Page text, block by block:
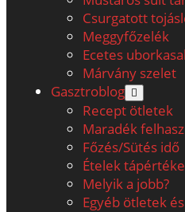
Csurgatott
Meggyfőzelék
Ecetes
Márvány szelet
Gasztroblog open
menu
Recept ötletek
Maradék
Főzés/Sütés idő
Ételek tápértéke
Melyik a jobb?
Egyéb ötletek